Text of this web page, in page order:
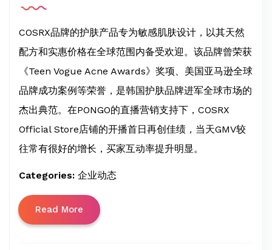
COSRX品牌的护肤产品专为敏感肌肤设计，以其天然
配方和实惠价格在全球范围内备受欢迎。该品牌曾荣获
《Teen Vogue Acne Awards》奖项、美国亚马逊全球
品牌成功案例等荣誉，是韩国护肤品牌进军全球市场的
杰出典范。在PONGO的直播营销支持下，COSRX
Official Store店铺的开播首日再创佳绩，当天GMV较
往常有很好的增长，买家互动率提升明显。
Categories: 企业动态
Read More